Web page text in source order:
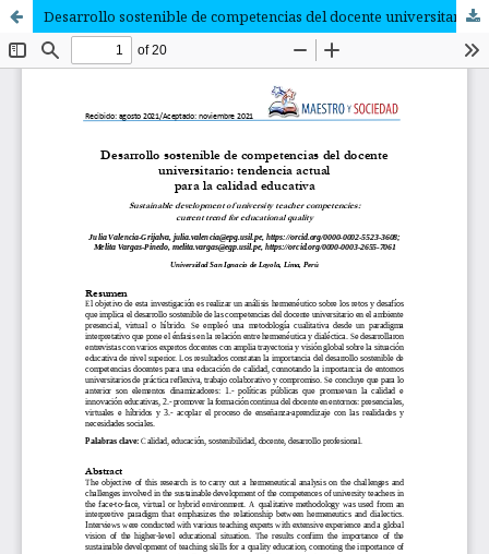
Desarrollo sostenible de competencias del docente universitario: tendencia actual para la calidad educativa